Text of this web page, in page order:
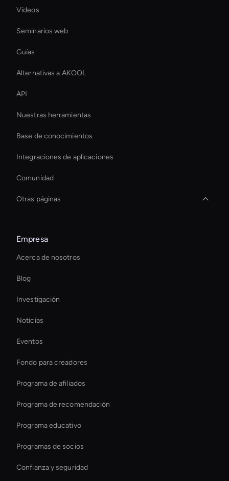
Vídeos
Seminarios web
Guías
Alternativas a AKOOL
API
Nuestras herramientas
Base de conocimientos
Integraciones de aplicaciones
Comunidad
Otras páginas
Crea avatares de IA al instante
Custom Ai Avatar Development
Herramienta de edición de vídeo con IA
Digital Twin For Meetings
Live Ai Presenter
Intelligent Virtual Agent
Entertainment Ai Avatar
Empresa
Acerca de nosotros
Blog
Investigación
Noticias
Eventos
Fondo para creadores
Programa de afiliados
Programa de recomendación
Programa educativo
Programas de socios
Confianza y seguridad